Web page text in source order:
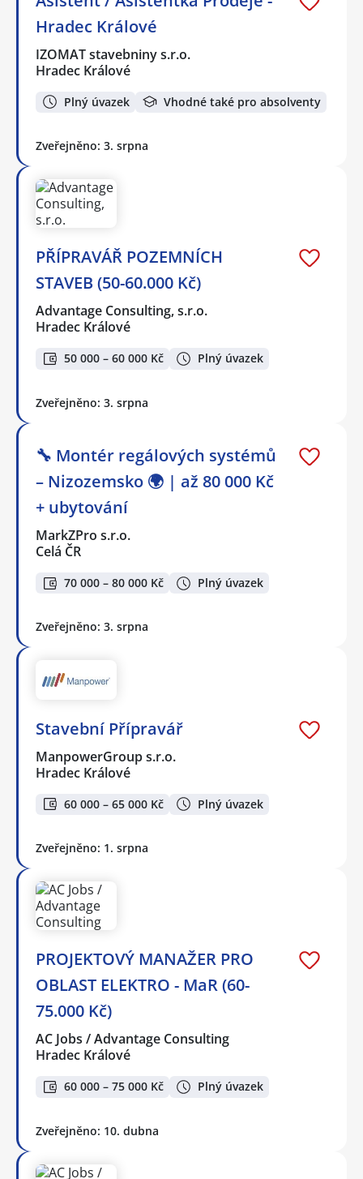
Hradec Králové
IZOMAT stavebniny s.r.o.
Hradec Králové
Plný úvazek Vhodné také pro absolventy
Zveřejněno: 3. srpna
PŘÍPRAVÁŘ POZEMNÍCH
STAVEB (50-60.000 Kč)
Advantage Consulting, s.r.o.
Hradec Králové
50 000 – 60 000 Kč Plný úvazek
Zveřejněno: 3. srpna
🔧 Montér regálových systémů
– Nizozemsko 🌍 | až 80 000 Kč
+ ubytování
MarkZPro s.r.o.
Celá ČR
70 000 – 80 000 Kč Plný úvazek
Zveřejněno: 3. srpna
Stavební Přípravář
ManpowerGroup s.r.o.
Hradec Králové
60 000 – 65 000 Kč Plný úvazek
Zveřejněno: 1. srpna
PROJEKTOVÝ MANAŽER PRO
OBLAST ELEKTRO - MaR (60-
75.000 Kč)
AC Jobs / Advantage Consulting
Hradec Králové
60 000 – 75 000 Kč Plný úvazek
Zveřejněno: 10. dubna